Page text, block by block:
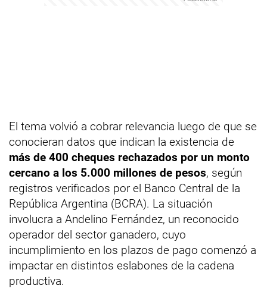
El tema volvió a cobrar relevancia luego de que se
conocieran datos que indican la existencia de
más de 400 cheques rechazados por un monto
cercano a los 5.000 millones de pesos, según
registros verificados por el Banco Central de la
República Argentina (BCRA). La situación
involucra a Andelino Fernández, un reconocido
operador del sector ganadero, cuyo
incumplimiento en los plazos de pago comenzó a
impactar en distintos eslabones de la cadena
productiva.